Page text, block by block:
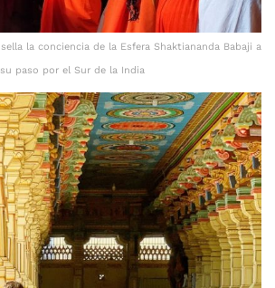
la conciencia de la Esfera Shaktiananda Babaji a
su paso por el Sur de la India